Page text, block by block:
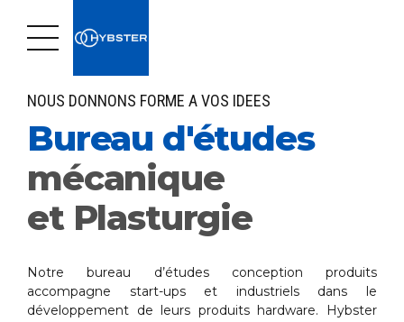
NOUS DONNONS FORME A VOS IDEES
Bureau d'études
mécanique
et Plasturgie
Notre bureau d’études conception produits
accompagne start-ups et industriels dans le
développement de leurs produits hardware. Hybster